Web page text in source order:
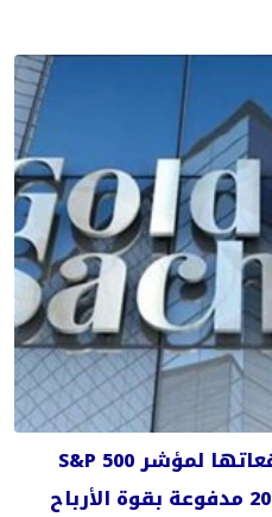
جولدمان ساكس ترفع توقعاتها لمؤشر S&P 500
إلى 8000 نقطة بنهاية 2026 مدفوعة بقوة الأرباح